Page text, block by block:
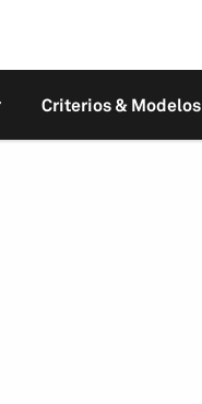
Criterios & Modelos